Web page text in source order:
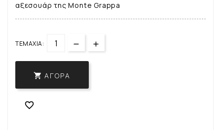
αξεσουάρ της Monte Grappa
ΤΕΜΆΧΙΑ:
 ΑΓΟΡΆ
